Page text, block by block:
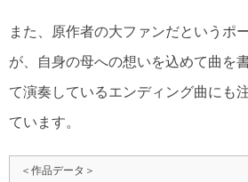
また、原作者の大ファンだというポ
が、自身の母への想いを込めて曲を
て演奏しているエンディング曲にも
ています。
＜作品データ＞